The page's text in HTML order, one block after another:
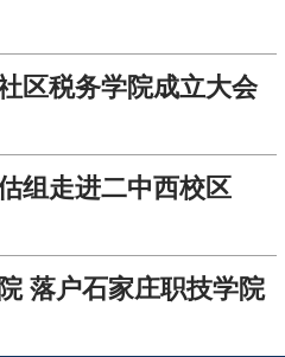
区税务学院成立大会
组走进二中西校区
落户石家庄职技学院